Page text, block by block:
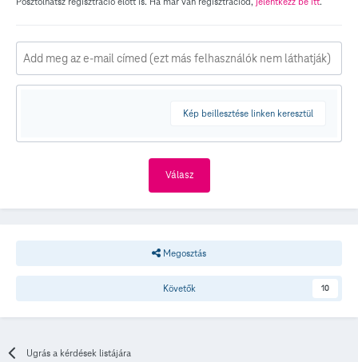
Kép beillesztése linken keresztül
Válasz
Megosztás
Követők 10
Ugrás a kérdések listájára